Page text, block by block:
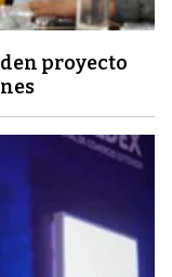
proyecto